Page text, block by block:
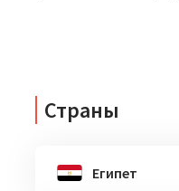
Страны
Египет